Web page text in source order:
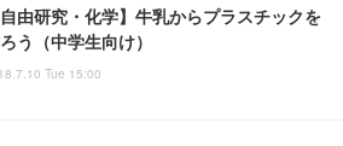
自由研究・化学】牛乳からプラスチックを
う（中学生向け）
Tue 15:00